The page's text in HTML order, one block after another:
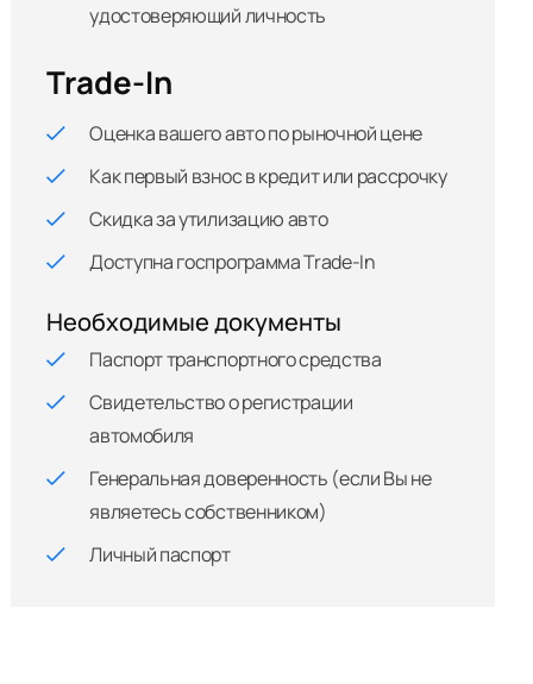
удостоверяющий личность
Trade-In
Оценка вашего авто по рыночной цене
Как первый взнос в кредит или рассрочку
Скидка за утилизацию авто
Доступна госпрограмма Trade-In
Необходимые документы
Паспорт транспортного средства
Свидетельство о регистрации
автомобиля
Генеральная доверенность (если Вы не
являетесь собственником)
Личный паспорт